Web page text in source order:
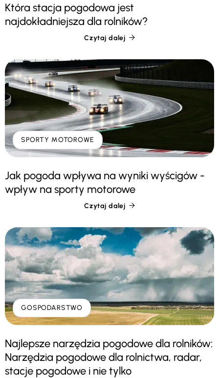
Która stacja pogodowa jest
najdokładniejsza dla rolników?
Czytaj dalej 
SPORTY MOTOROWE
Jak pogoda wpływa na wyniki wyścigów -
wpływ na sporty motorowe
Czytaj dalej 
GOSPODARSTWO
Najlepsze narzędzia pogodowe dla rolników:
Narzędzia pogodowe dla rolnictwa, radar,
stacje pogodowe i nie tylko